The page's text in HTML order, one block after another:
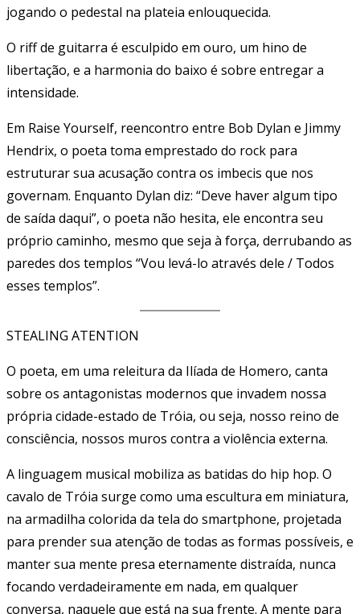
jogando o pedestal na plateia enlouquecida.
O riff de guitarra é esculpido em ouro, um hino de
libertação, e a harmonia do baixo é sobre entregar a
intensidade.
Em Raise Yourself, reencontro entre Bob Dylan e Jimmy
Hendrix, o poeta toma emprestado do rock para
estruturar sua acusação contra os imbecis que nos
governam. Enquanto Dylan diz: “Deve haver algum tipo
de saída daqui”, o poeta não hesita, ele encontra seu
próprio caminho, mesmo que seja à força, derrubando as
paredes dos templos “Vou levá-lo através dele / Todos
esses templos”.
STEALING ATENTION
O poeta, em uma releitura da Ilíada de Homero, canta
sobre os antagonistas modernos que invadem nossa
própria cidade-estado de Tróia, ou seja, nosso reino de
consciência, nossos muros contra a violência externa.
A linguagem musical mobiliza as batidas do hip hop. O
cavalo de Tróia surge como uma escultura em miniatura,
na armadilha colorida da tela do smartphone, projetada
para prender sua atenção de todas as formas possíveis, e
manter sua mente presa eternamente distraída, nunca
focando verdadeiramente em nada, em qualquer
conversa, naquele que está na sua frente. A mente para